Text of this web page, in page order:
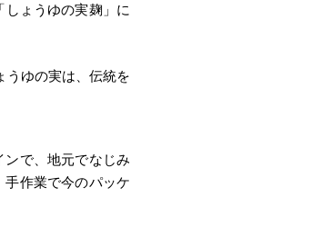
ょうゆの実麹」に
うゆの実は、伝統を
で、地元でなじみ
作業で今のパッケ